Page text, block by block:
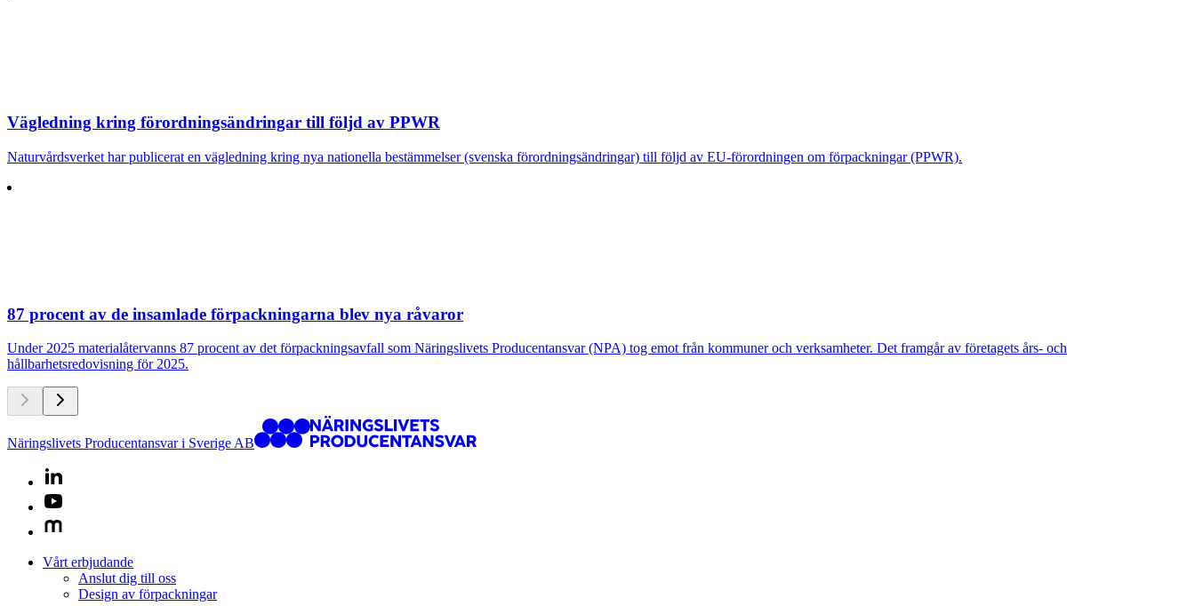
Vägledning kring förordningsändringar till följd av PPWR
Naturvårdsverket har publicerat en vägledning kring nya nationella bestämmelser (svenska förordningsändringar) till följd av EU-förordningen om förpackningar (PPWR).
87 procent av de insamlade förpackningarna blev nya råvaror
Under 2025 materialåtervanns 87 procent av det förpackningsavfall som Näringslivets Producentansvar (NPA) tog emot från kommuner och verksamheter. Det framgår av företagets års- och
hållbarhetsredovisning för 2025.
Näringslivets Producentansvar i Sverige AB
Vårt erbjudande
Anslut dig till oss
Design av förpackningar